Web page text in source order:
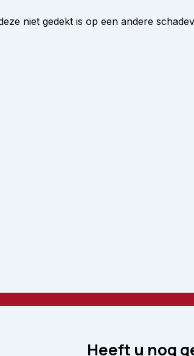
niet gedekt is op een andere
Heeft u nog